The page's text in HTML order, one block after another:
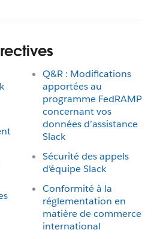
Q&R : Modifications
apportées au
programme FedRAMP
concernant vos
données d’assistance
Slack
Sécurité des appels
d’équipe Slack
Conformité à la
réglementation en
matière de commerce
international